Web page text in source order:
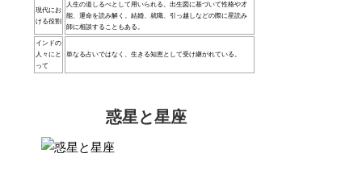
現代にお
ける役割
人生の道しるべとして用いられる。出生図に基づいて性格や才
能、運命を読み解く。結婚、就職、引っ越しなどの際に星読み
師に相談することもある。
インドの
人々にと
って
単なる占いではなく、生きる知恵として受け継がれている。
惑星と星座